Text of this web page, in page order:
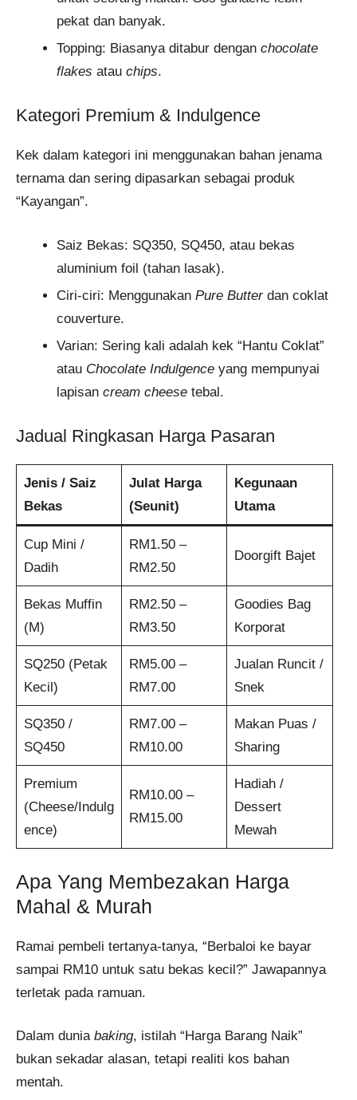
pekat dan banyak.
Topping: Biasanya ditabur dengan chocolate
flakes atau chips.
Kategori Premium & Indulgence
Kek dalam kategori ini menggunakan bahan jenama
ternama dan sering dipasarkan sebagai produk
“Kayangan”.
Saiz Bekas: SQ350, SQ450, atau bekas
aluminium foil (tahan lasak).
Ciri-ciri: Menggunakan Pure Butterdan coklat
couverture.
Varian: Sering kali adalah kek “Hantu Coklat”
atau Chocolate Indulgence yang mempunyai
lapisan cream cheese tebal.
Jadual Ringkasan Harga Pasaran
Jenis / Saiz
Bekas
Julat Harga
(Seunit)
Kegunaan
Utama
Cup Mini /
Dadih
RM1.50 –
RM2.50
Doorgift Bajet
Bekas Muffin
(M)
RM2.50 –
RM3.50
Goodies Bag
Korporat
SQ250 (Petak
Kecil)
RM5.00 –
RM7.00
Jualan Runcit /
Snek
SQ350 /
SQ450
RM7.00 –
RM10.00
Makan Puas /
Sharing
Premium
(Cheese/Indulg
ence)
RM10.00 –
RM15.00
Hadiah /
Dessert
Mewah
Apa Yang Membezakan Harga
Mahal & Murah
Ramai pembeli tertanya-tanya, “Berbaloi ke bayar
sampai RM10 untuk satu bekas kecil?” Jawapannya
terletak pada ramuan.
Dalam dunia baking, istilah “Harga Barang Naik”
bukan sekadar alasan, tetapi realiti kos bahan
mentah.